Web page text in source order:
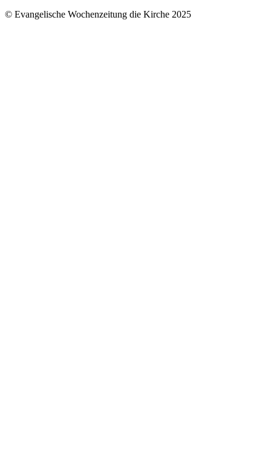
© Evangelische Wochenzeitung die Kirche 2025